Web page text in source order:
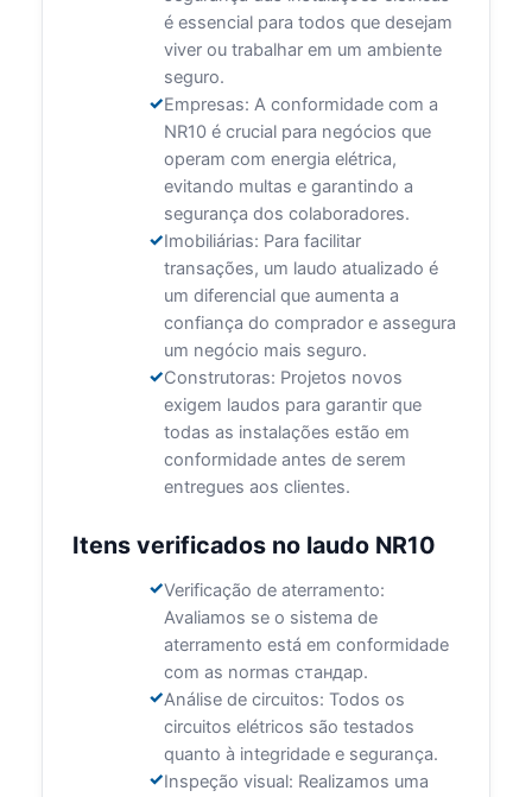
é essencial para todos que desejam
viver ou trabalhar em um ambiente
seguro.
Empresas: A conformidade com a
NR10 é crucial para negócios que
operam com energia elétrica,
evitando multas e garantindo a
segurança dos colaboradores.
Imobiliárias: Para facilitar
transações, um laudo atualizado é
um diferencial que aumenta a
confiança do comprador e assegura
um negócio mais seguro.
Construtoras: Projetos novos
exigem laudos para garantir que
todas as instalações estão em
conformidade antes de serem
entregues aos clientes.
Itens verificados no laudo NR10
Verificação de aterramento:
Avaliamos se o sistema de
aterramento está em conformidade
com as normas стандар.
Análise de circuitos: Todos os
circuitos elétricos são testados
quanto à integridade e segurança.
Inspeção visual: Realizamos uma